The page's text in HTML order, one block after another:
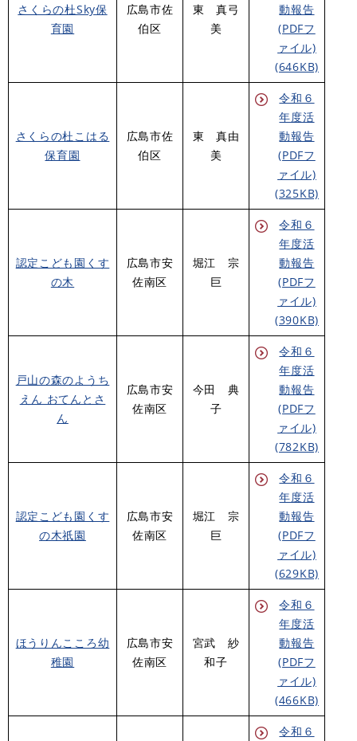
さくらの杜Sky保
育園
広島市佐
伯区
東 真弓
美
動報告
(PDFフ
ァイル)
(646KB)
さくらの杜こはる
保育園
広島市佐
伯区
東 真由
美
令和６
年度活
動報告
(PDFフ
ァイル)
(325KB)
認定こども園くす
の木
広島市安
佐南区
堀江 宗
巨
令和６
年度活
動報告
(PDFフ
ァイル)
(390KB)
戸山の森のようち
えん おてんとさ
ん
広島市安
佐南区
今田 典
子
令和６
年度活
動報告
(PDFフ
ァイル)
(782KB)
認定こども園くす
の木祇園
広島市安
佐南区
堀江 宗
巨
令和６
年度活
動報告
(PDFフ
ァイル)
(629KB)
ほうりんこころ幼
稚園
広島市安
佐南区
宮武 紗
和子
令和６
年度活
動報告
(PDFフ
ァイル)
(466KB)
令和６